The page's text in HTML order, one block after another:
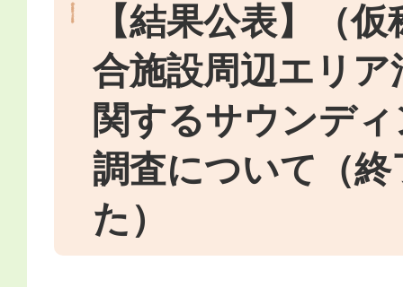
【結果公表】（
合施設周辺エリア
関するサウンデ
調査について（
た）